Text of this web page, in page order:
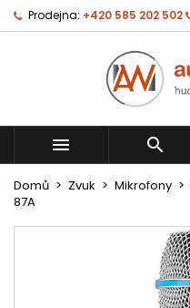
Prodejna: +420 585 202 502
 
Domů Zvuk Mikrofony
87A